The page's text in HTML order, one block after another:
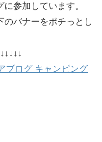
参加しています。
のバナーをポチっとし